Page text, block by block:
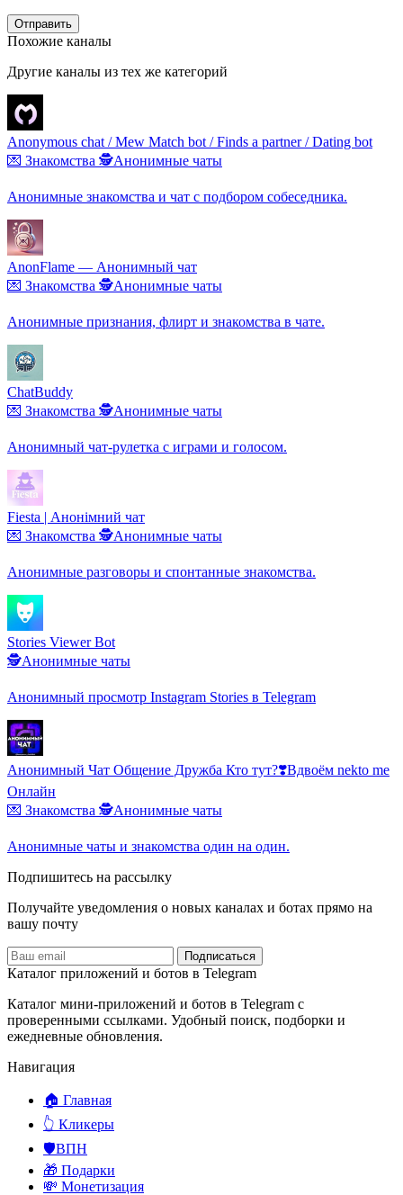
Отправить
Похожие каналы
Другие каналы из тех же категорий
Anonymous chat / Mew Match bot / Finds a partner / Dating bot
💌 Знакомства 🕵️Анонимные чаты
Анонимные знакомства и чат с подбором собеседника.
AnonFlame — Анонимный чат
💌 Знакомства 🕵️Анонимные чаты
Анонимные признания, флирт и знакомства в чате.
ChatBuddy
💌 Знакомства 🕵️Анонимные чаты
Анонимный чат-рулетка с играми и голосом.
Fiesta | Анонімний чат
💌 Знакомства 🕵️Анонимные чаты
Анонимные разговоры и спонтанные знакомства.
Stories Viewer Bot
🕵️Анонимные чаты
Анонимный просмотр Instagram Stories в Telegram
Анонимный Чат Общение Дружба Кто тут?❣️Вдвоём nekto me
Онлайн
💌 Знакомства 🕵️Анонимные чаты
Анонимные чаты и знакомства один на один.
Подпишитесь на рассылку
Получайте уведомления о новых каналах и ботаx прямо на
вашу почту
Подписаться
Каталог приложений и ботов в Telegram
Каталог мини-приложений и ботов в Telegram с
проверенными ссылками. Удобный поиск, подборки и
ежедневные обновления.
Навигация
🏠 Главная
👆 Кликеры
🛡️ВПН
🎁 Подарки
💸 Монетизация